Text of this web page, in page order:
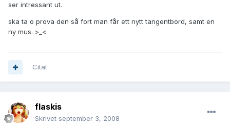
ser intressant ut.
ska ta o prova den så fort man får ett nytt tangentbord, samt en
ny mus. >_<
Citat
flaskis
Skrivet september 3, 2008